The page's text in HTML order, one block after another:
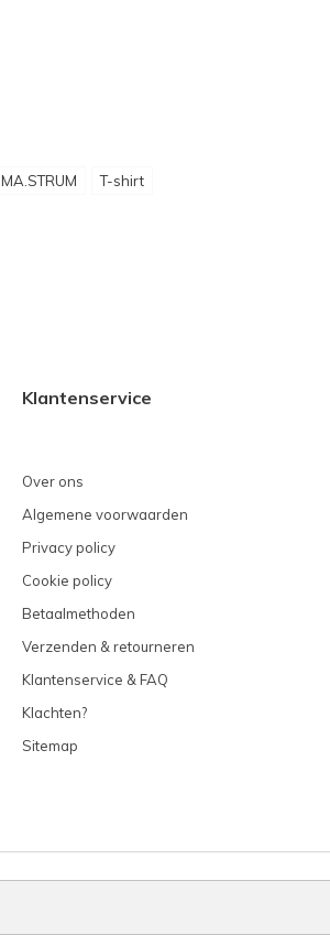
MA.STRUM T-shirt
Klantenservice
Over ons
Algemene voorwaarden
Privacy policy
Cookie policy
Betaalmethoden
Verzenden & retourneren
Klantenservice & FAQ
Klachten?
Sitemap